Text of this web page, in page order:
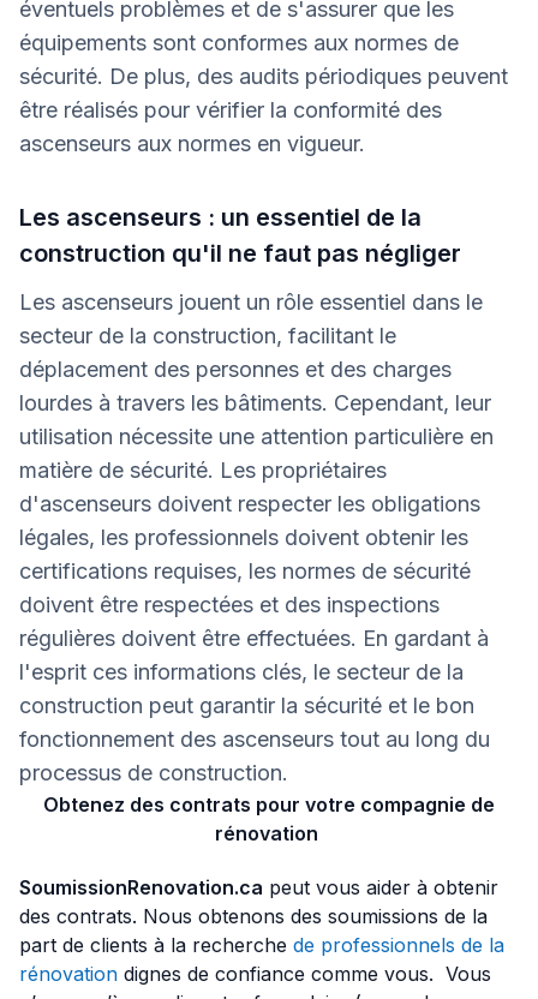
éventuels problèmes et de s'assurer que les
équipements sont conformes aux normes de
sécurité. De plus, des audits périodiques peuvent
être réalisés pour vérifier la conformité des
ascenseurs aux normes en vigueur.
Les ascenseurs : un essentiel de la
construction qu'il ne faut pas négliger
Les ascenseurs jouent un rôle essentiel dans le
secteur de la construction, facilitant le
déplacement des personnes et des charges
lourdes à travers les bâtiments. Cependant, leur
utilisation nécessite une attention particulière en
matière de sécurité. Les propriétaires
d'ascenseurs doivent respecter les obligations
légales, les professionnels doivent obtenir les
certifications requises, les normes de sécurité
doivent être respectées et des inspections
régulières doivent être effectuées. En gardant à
l'esprit ces informations clés, le secteur de la
construction peut garantir la sécurité et le bon
fonctionnement des ascenseurs tout au long du
processus de construction.
Obtenez des contrats pour votre compagnie de
rénovation
SoumissionRenovation.ca peut vous aider à obtenir
des contrats. Nous obtenons des soumissions de la
part de clients à la recherche de professionnels de la
rénovation dignes de confiance comme vous. Vous